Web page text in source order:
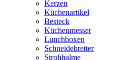
Kerzen
Küchenartikel
Besteck
Küchenmesser
Lunchboxen
Schneidebretter
Strohhalme